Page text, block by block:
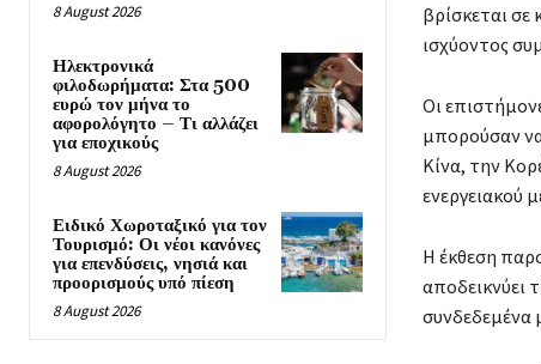
8 August 2026
Ηλεκτρονικά
φιλοδωρήματα: Στα 500
ευρώ τον μήνα το
αφορολόγητο – Τι αλλάζει
για εποχικούς
8 August 2026
Ειδικό Χωροταξικό για τον
Τουρισμό: Οι νέοι κανόνες
για επενδύσεις, νησιά και
προορισμούς υπό πίεση
8 August 2026
βρίσκεται
ισχύοντος
Οι
μπορούσαν
Κίνα, την
ενεργειακού
Η έκθεση
αποδεικνύει
συνδεδεμένα